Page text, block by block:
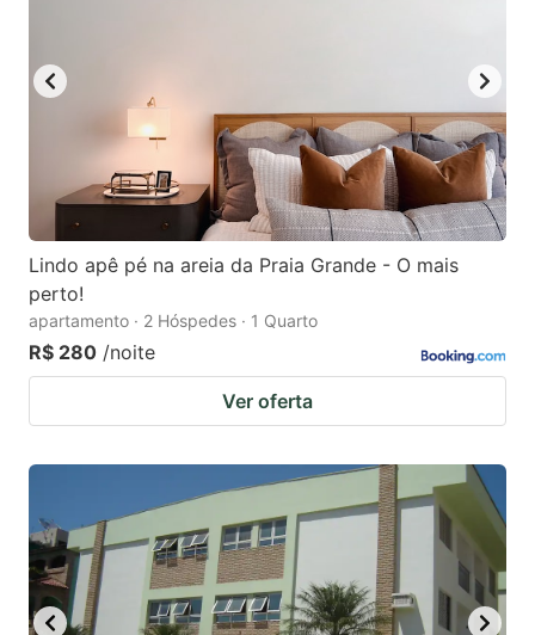
Lindo apê pé na areia da Praia Grande - O mais
perto!
apartamento · 2 Hóspedes · 1 Quarto
R$ 280 /noite
Ver oferta